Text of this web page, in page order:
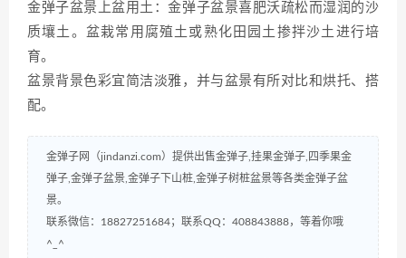
金弹子盆景上盆用土：金弹子盆景喜肥沃疏松而湿润的沙
质壤土。盆栽常用腐殖土或熟化田园土掺拌沙土进行培
育。
盆景背景色彩宜简洁淡雅，并与盆景有所对比和烘托、搭
配。
金弹子网（jindanzi.com）提供出售金弹子,挂果金弹子,四季果金
弹子,金弹子盆景,金弹子下山桩,金弹子树桩盆景等各类金弹子盆
景。
联系微信：18827251684；联系QQ：408843888，等着你哦
^_^